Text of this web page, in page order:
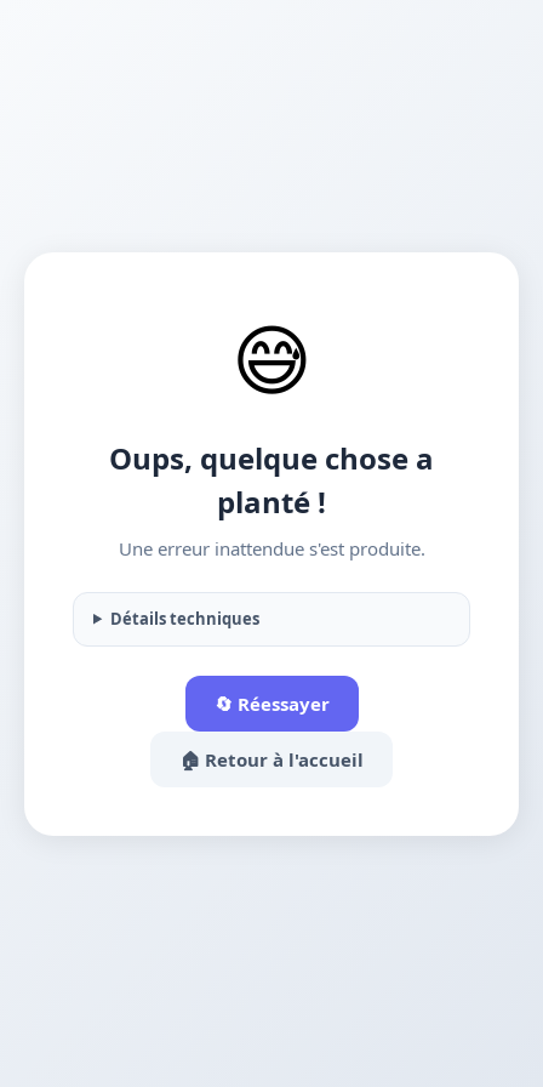
😅
Oups, quelque chose a
planté !
Une erreur inattendue s'est produite.
Détails techniques
🔄 Réessayer
🏠 Retour à l'accueil